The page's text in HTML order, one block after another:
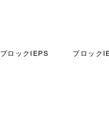
ブロックIEPS ブロック